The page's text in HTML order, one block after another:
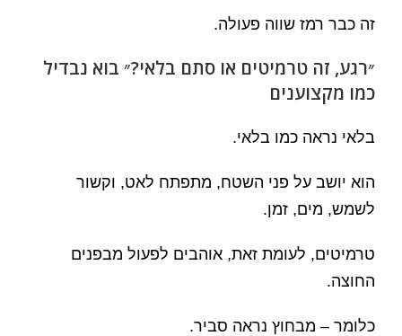
זה כבר רמז שווה פעולה.
״רגע, זה טרמיטים או סתם בלאי?״ בוא נבדיל
כמו מקצוענים
בלאי נראה כמו בלאי.
הוא יושב על פני השטח, מתפתח לאט, וקשור
לשמש, מים, זמן.
טרמיטים, לעומת זאת, אוהבים לפעול מבפנים
החוצה.
כלומר – מבחוץ נראה סביר.